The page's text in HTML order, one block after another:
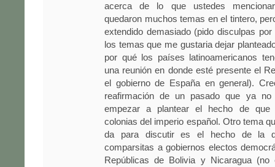
acerca de lo que ustedes
quedaron muchos temas en el tintero,
extendido demasiado (pido disculpas
los temas que me gustaria dejar
por qué los países latinoamericanos
una reunión en donde esté presente el
el gobierno de España en general).
reafirmación de un pasado que ya
empezar a plantear el hecho de
colonias del imperio español. Otro tema
da para discutir es el hecho de la
comparsitas a gobiernos electos
Repúblicas de Bolivia y Nicaragua